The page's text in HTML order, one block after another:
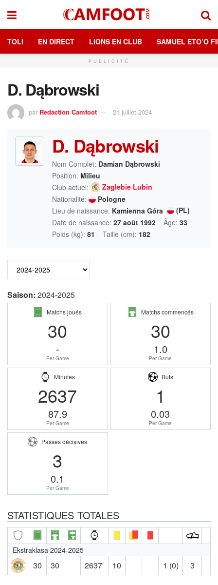
TOLI EN DIRECT LIONS EN CLUB SAMUEL ETO’O
PUBLICITÉ
D. Dąbrowski
par Redaction Camfoot 21 juillet 2024
D. Dąbrowski
Nom Complet: Damian Dąbrowski
Position: Milieu
Club actuel:
Zaglebie Lubin
Nationalité:
Pologne
Lieu de naissance: Kamienna Góra
(PL)
Date de naissance: 27 août 1992 Âge: 33
Poids (kg): 81 Taille (cm): 182
Saison: 2024-2025
Matchs joués
30
-
Per Game
Matchs commencés
30
1.0
Per Game
Minutes
2637
87.9
Per Game
Buts
1
0.03
Per Game
Passes décisives
3
0.1
Per Game
STATISTIQUES TOTALES
Ekstraklasa 2024-2025
30 30 2637′ 10 1 (0) 3